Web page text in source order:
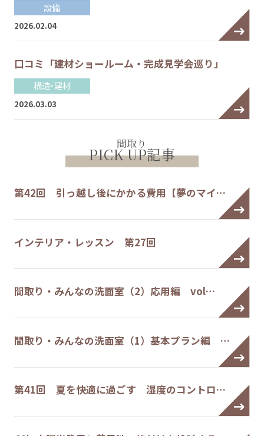
設備
2026.02.04
口コミ「建材ショールーム・完成見学会巡り」
構造・建材
2026.03.03
間取り
PICK UP記事
第42回 引っ越し後にかかる費用【夢のマイ…
インテリア・レッスン 第27回
間取り・みんなの洗面室（2）応用編 vol…
間取り・みんなの洗面室（1）基本プラン編 …
第41回 夏を快適に過ごす 湿度のコントロ…